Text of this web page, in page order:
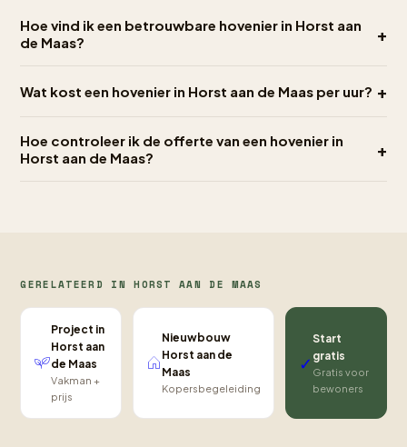
Hoe vind ik een betrouwbare hovenier in Horst aan
de Maas?
+
Wat kost een hovenier in Horst aan de Maas per uur? +
Hoe controleer ik de offerte van een hovenier in
Horst aan de Maas?
+
GERELATEERD IN HORST AAN DE MAAS
Project in
Horst aan
de Maas
Vakman +
prijs
Nieuwbouw
Horst aan de
Maas
Kopersbegeleiding
✓
Start
gratis
Gratis voor
bewoners